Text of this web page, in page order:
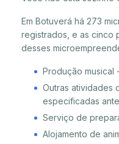
Em Botuverá há 273
registrados, e as cinco
desses
Produção musical
Outras atividades
especificadas
Serviço de
Alojamento de